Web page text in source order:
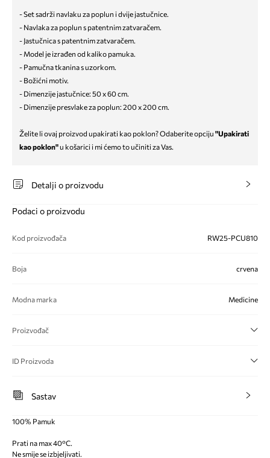
- Set sadrži navlaku za poplun i dvije jastučnice.
- Navlaka za poplun s patentnim zatvaračem.
- Jastučnica s patentnim zatvaračem.
- Model je izrađen od kaliko pamuka.
- Pamučna tkanina s uzorkom.
- Božićni motiv.
- Dimenzije jastučnice: 50 x 60 cm.
- Dimenzije presvlake za poplun: 200 x 200 cm.
Želite li ovaj proizvod upakirati kao poklon? Odaberite opciju "Upakirati
kao poklon"u košarici i mi ćemo to učiniti za Vas.
Detalji o proizvodu
Podaci o proizvodu
Kod proizvođača RW25-PCU810
Boja crvena
Modna marka Medicine
Proizvođač
ID Proizvoda
Sastav
100% Pamuk
Prati na max 40°C.
Ne smije se izbjeljivati.